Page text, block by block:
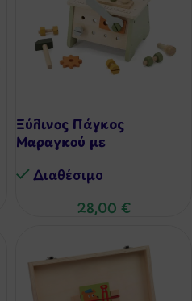
Ξύλινος Πάγκος
Μαραγκού με
Διαθέσιμo
28,00 €